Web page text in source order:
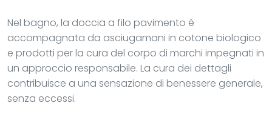
Nel bagno, la doccia a filo pavimento è
accompagnata da asciugamani in cotone biologico
e prodotti per la cura del corpo di marchi impegnati in
un approccio responsabile. La cura dei dettagli
contribuisce a una sensazione di benessere generale,
senza eccessi.